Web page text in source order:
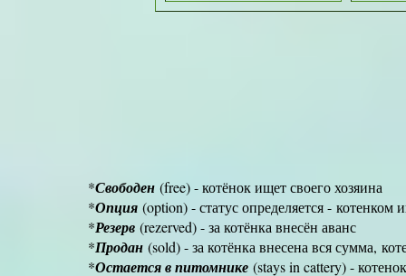
*Свободен (free) - котёнок ищет своего хозяина
*Опция (option) - статус определяется - котенком
*Резерв (rezerved) - за котёнка внесён аванс
*Продан (sold) - за котёнка внесена вся сумма,
*Остается в питомнике (stays in cattery) -